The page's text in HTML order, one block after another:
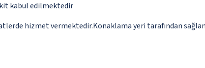
kabul edilmektedir
hizmet vermektedir.Konaklama yeri tarafından